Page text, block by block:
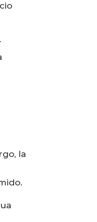
la